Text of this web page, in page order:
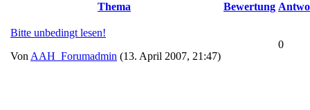
Thema Bewertung
Bitte unbedingt lesen!
Von AAH_Forumadmin (13. April 2007, 21:47)
0